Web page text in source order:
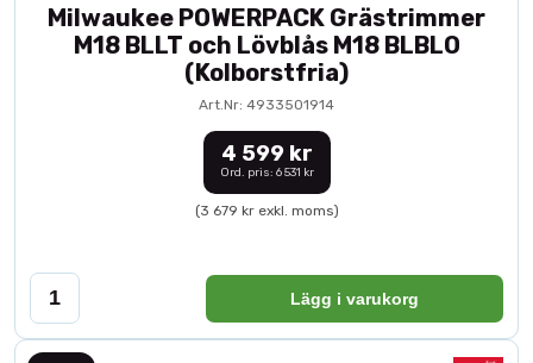
Milwaukee POWERPACK Grästrimmer
M18 BLLT och Lövblås M18 BLBLO
(Kolborstfria)
Art.Nr: 4933501914
4 599 kr
Ord. pris: 6 531 kr
(3 679 kr exkl. moms)
Lägg i varukorg